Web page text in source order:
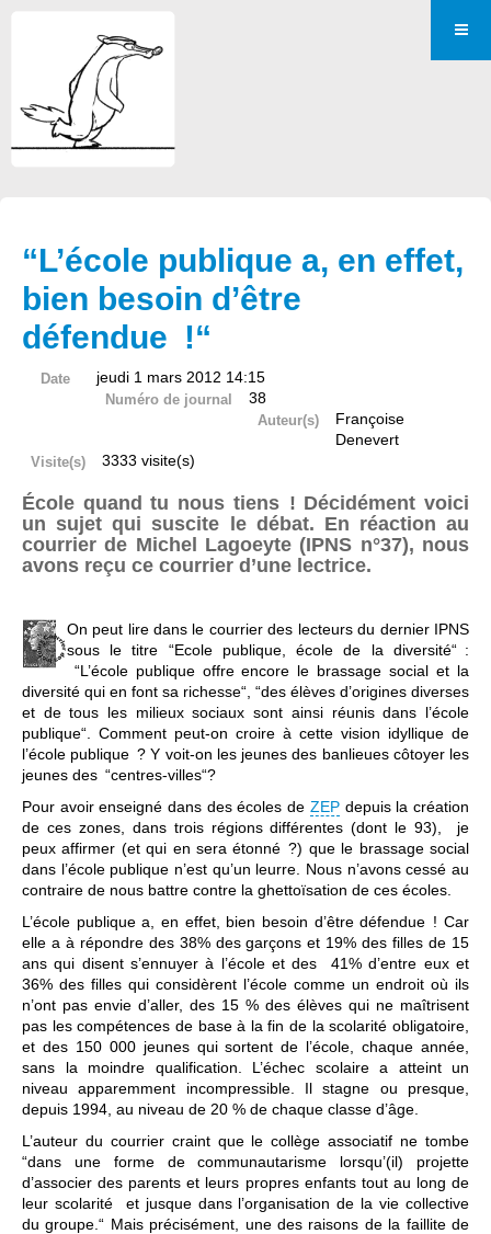
“L’école publique a, en effet,
bien besoin d’être
défendue !“
Date jeudi 1 mars 2012 14:15
Numéro de journal 38
Auteur(s)
Françoise
Denevert
Visite(s) 3333 visite(s)
École quand tu nous tiens ! Décidément voici
un sujet qui suscite le débat. En réaction au
courrier de Michel Lagoeyte (IPNS n°37), nous
avons reçu ce courrier d’une lectrice.
On peut lire dans le courrier des lecteurs du dernier IPNS
sous le titre “Ecole publique, école de la diversité“ :
“L’école publique offre encore le brassage social et la
diversité qui en font sa richesse“, “des élèves d’origines diverses
et de tous les milieux sociaux sont ainsi réunis dans l’école
publique“. Comment peut-on croire à cette vision idyllique de
l’école publique ? Y voit-on les jeunes des banlieues côtoyer les
jeunes des “centres-villes“?
Pour avoir enseigné dans des écoles de ZEPdepuis la création
de ces zones, dans trois régions différentes (dont le 93), je
peux affirmer (et qui en sera étonné ?) que le brassage social
dans l’école publique n’est qu’un leurre. Nous n’avons cessé au
contraire de nous battre contre la ghettoïsation de ces écoles.
L’école publique a, en effet, bien besoin d’être défendue ! Car
elle a à répondre des 38% des garçons et 19% des filles de 15
ans qui disent s’ennuyer à l’école et des 41% d’entre eux et
36% des filles qui considèrent l’école comme un endroit où ils
n’ont pas envie d’aller, des 15 % des élèves qui ne maîtrisent
pas les compétences de base à la fin de la scolarité obligatoire,
et des 150 000 jeunes qui sortent de l’école, chaque année,
sans la moindre qualification. L’échec scolaire a atteint un
niveau apparemment incompressible. Il stagne ou presque,
depuis 1994, au niveau de 20 % de chaque classe d’âge.
L’auteur du courrier craint que le collège associatif ne tombe
“dans une forme de communautarisme lorsqu’(il) projette
d’associer des parents et leurs propres enfants tout au long de
leur scolarité et jusque dans l’organisation de la vie collective
du groupe.“ Mais précisément, une des raisons de la faillite de